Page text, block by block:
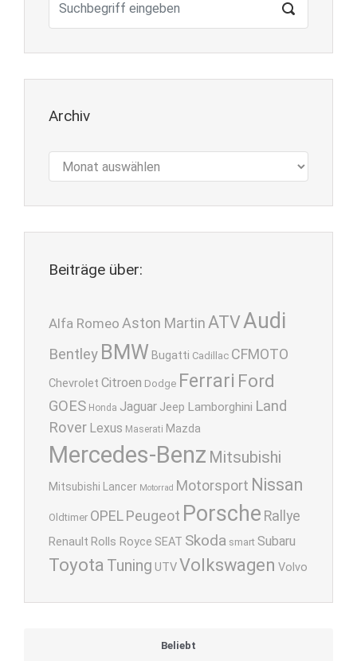
Archiv
Beiträge über:
Alfa Romeo Aston Martin ATVAudi
Bentley BMW Bugatti Cadillac CFMOTO
Chevrolet Citroen Dodge Ferrari Ford
GOES Honda Jaguar Jeep Lamborghini Land
Rover Lexus Maserati Mazda
Mercedes-Benz Mitsubishi
Mitsubishi Lancer Motorrad Motorsport Nissan
Oldtimer OPELPeugeot Porsche Rallye
Renault Rolls Royce SEAT Skoda smart Subaru
Toyota Tuning UTVVolkswagen Volvo
Beliebt